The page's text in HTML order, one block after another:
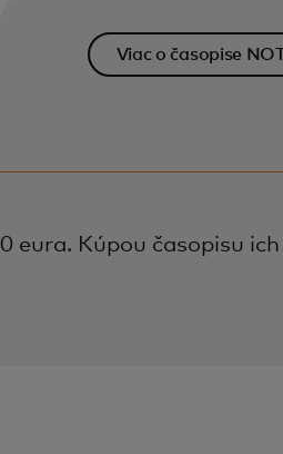
Viac o časopise
eura. Kúpou časopisu